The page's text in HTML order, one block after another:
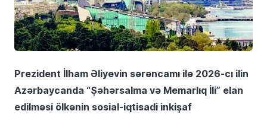
Prezident İlham Əliyevin sərəncamı ilə 2026-cı ilin
Azərbaycanda “Şəhərsalma və Memarlıq İli” elan
edilməsi ölkənin sosial-iqtisadi inkişaf